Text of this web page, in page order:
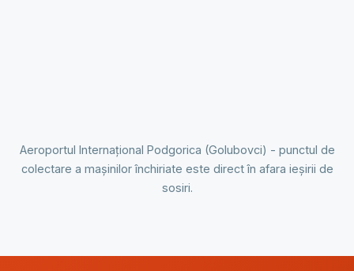
Aeroportul Internațional Podgorica (Golubovci) - punctul de
colectare a mașinilor închiriate este direct în afara ieșirii de
sosiri.